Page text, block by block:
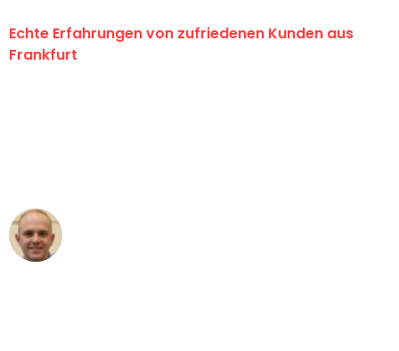
Echte Erfahrungen von zufriedenen Kunden aus
Frankfurt